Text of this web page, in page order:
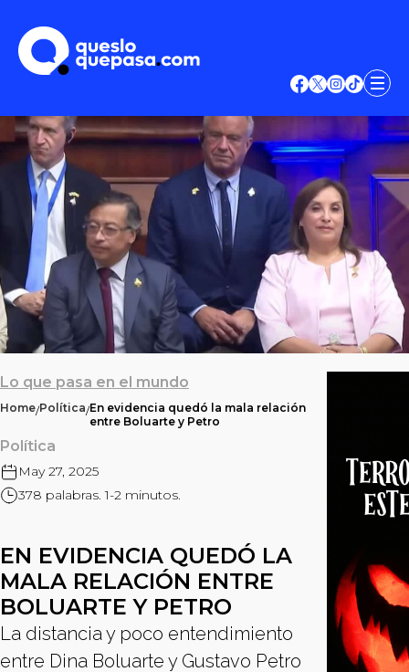
Lo que pasa en el mundo
Home/Política/En evidencia quedó la mala relación
entre Boluarte y Petro
Política
May 27, 2025
378 palabras. 1-2 minutos.
EN EVIDENCIA QUEDÓ LA
MALA RELACIÓN ENTRE
BOLUARTE Y PETRO
La distancia y poco entendimiento
entre Dina Boluarte y Gustavo Petro